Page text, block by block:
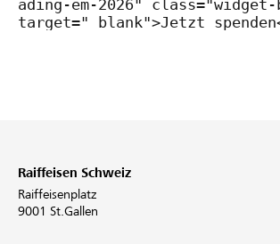
Raiffeisen Schweiz
Raiffeisenplatz
9001 St.Gallen